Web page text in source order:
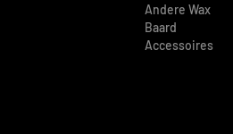
Andere Wax
Baard
Accessoires